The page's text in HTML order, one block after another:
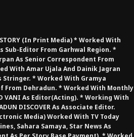
(in Print Media) * Worked With
Sub-Editor From Garhwal Region. *
As Senior Correspondent From
With Amar Ujala And Dainik Jagran
Stringer. * Worked With Gramya
From Dehradun. * Worked With Monthly
VANI As Editor(Acting). * Working With
DISCOVER As Associate Editor.
Media) Worked With TV Today
Sahara Samaya, Star News As